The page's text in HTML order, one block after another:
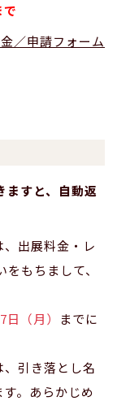
／申請フォーム
すと、自動返
出展料金・レ
もちまして、
（月）
までに
引き落とし名
。あらかじめ